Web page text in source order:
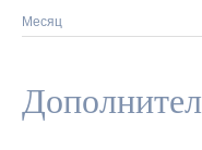
Месяц